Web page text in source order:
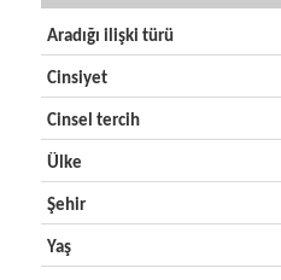
Aradığı ilişki türü
Cinsiyet
Cinsel tercih
Ülke
Şehir
Yaş